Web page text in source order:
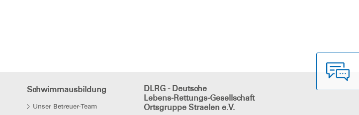
Schwimmausbildung
Unser Betreuer-Team
DLRG - Deutsche
Lebens-Rettungs-Gesellschaft
Ortsgruppe Straelen e.V.